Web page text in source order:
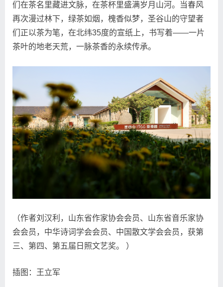
们在茶名里藏进文脉，在茶杯里盛满岁月山河。当春风
再次漫过林下，绿茶如烟，槐香似梦，圣谷山的守望者
们正以茶为笔，在北纬35度的宣纸上，书写着——一片
茶叶的地老天荒，一脉茶香的永续传承。
（作者刘汉利，山东省作家协会会员、山东省音乐家协
会会员，中华诗词学会会员、中国散文学会会员，获第
三、第四、第五届日照文艺奖。 ）
插图：王立军